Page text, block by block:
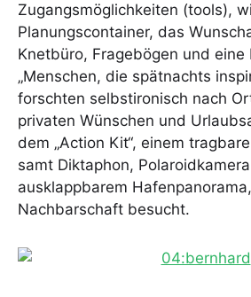
Zugangsmöglichkeiten (tools),
Planungscontainer, das
Knetbüro, Fragebögen und eine
„Menschen, die spätnachts
forschten selbstironisch nach
privaten Wünschen und
dem „Action Kit“, einem
samt Diktaphon,
ausklappbarem
Nachbarschaft besucht.